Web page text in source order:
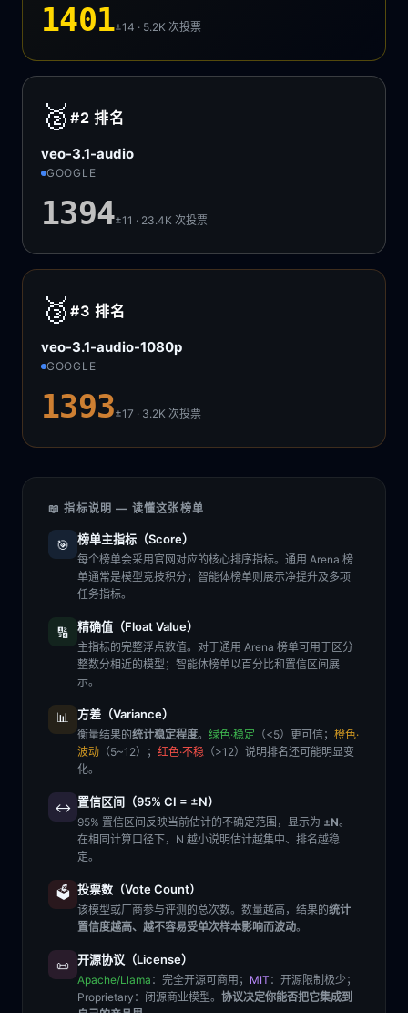
1401±14 · 5.2K次投票
🥈 #2排名
veo-3.1-audio
GOOGLE
1394±11 · 23.4K次投票
🥉 #3排名
veo-3.1-audio-1080p
GOOGLE
1393±17 · 3.2K次投票
📖 指标说明 — 读懂这张榜单
🎯 榜单主指标（Score）
每个榜单会采用官网对应的核心排序指标。通用 Arena 榜
单通常是模型竞技积分；智能体榜单则展示净提升及多项
任务指标。
🔢 精确值（Float Value）
主指标的完整浮点数值。对于通用 Arena 榜单可用于区分
整数分相近的模型；智能体榜单以百分比和置信区间展
示。
📊 方差（Variance）
衡量结果的统计稳定程度。 绿色·稳定 （<5）更可信； 橙色·
波动 （5~12）； 红色·不稳 （>12）说明排名还可能明显变
化。
↔️ 置信区间（95% CI = ±N）
95% 置信区间反映当前估计的不确定范围，显示为 ±N。
在相同计算口径下，N 越小说明估计越集中、排名越稳
定。
🗳️ 投票数（Vote Count）
该模型或厂商参与评测的总次数。数量越高，结果的统计
置信度越高、越不容易受单次样本影响而波动。
📜 开源协议（License）
Apache/Llama ：完全开源可商用； MIT ：开源限制极少；
Proprietary ：闭源商业模型。 协议决定你能否把它集成到